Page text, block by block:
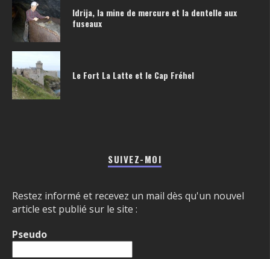
Idrija, la mine de mercure et la dentelle aux
fuseaux
Le Fort La Latte et le Cap Fréhel
SUIVEZ-MOI
Restez informé et recevez un mail dès qu'un nouvel
article est publié sur le site :
Pseudo